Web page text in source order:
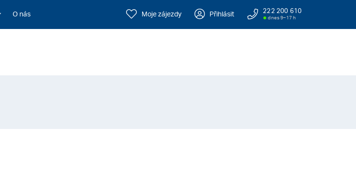
O nás Moje zájezdy Přihlásit 222 200 610
dnes 9–17 h